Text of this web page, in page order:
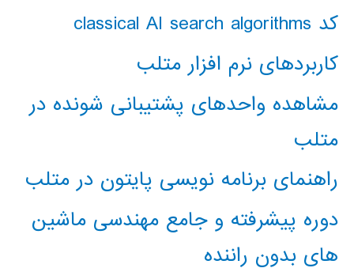
کد classical AI search algorithms
کاربردهای نرم افزار متلب
مشاهده واحدهای پشتیبانی شونده در
متلب
راهنمای برنامه نویسی پایتون در متلب
دوره پیشرفته و جامع مهندسی ماشین
های بدون راننده